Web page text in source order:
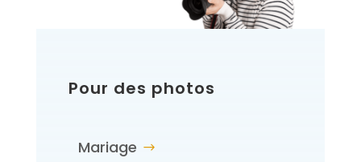
Pour des photos
Mariage